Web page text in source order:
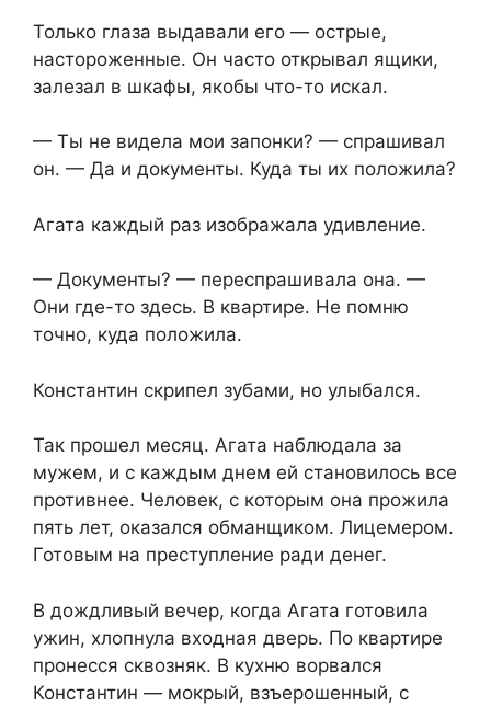
Только глаза выдавали его — острые,
настороженные. Он часто открывал ящики,
залезал в шкафы, якобы что-то искал.
— Ты не видела мои запонки? — спрашивал
он. — Да и документы. Куда ты их положила?
Агата каждый раз изображала удивление.
— Документы? — переспрашивала она. —
Они где-то здесь. В квартире. Не помню
точно, куда положила.
Константин скрипел зубами, но улыбался.
Так прошел месяц. Агата наблюдала за
мужем, и с каждым днем ей становилось все
противнее. Человек, с которым она прожила
пять лет, оказался обманщиком. Лицемером.
Готовым на преступление ради денег.
В дождливый вечер, когда Агата готовила
ужин, хлопнула входная дверь. По квартире
пронесся сквозняк. В кухню ворвался
Константин — мокрый, взъерошенный, с